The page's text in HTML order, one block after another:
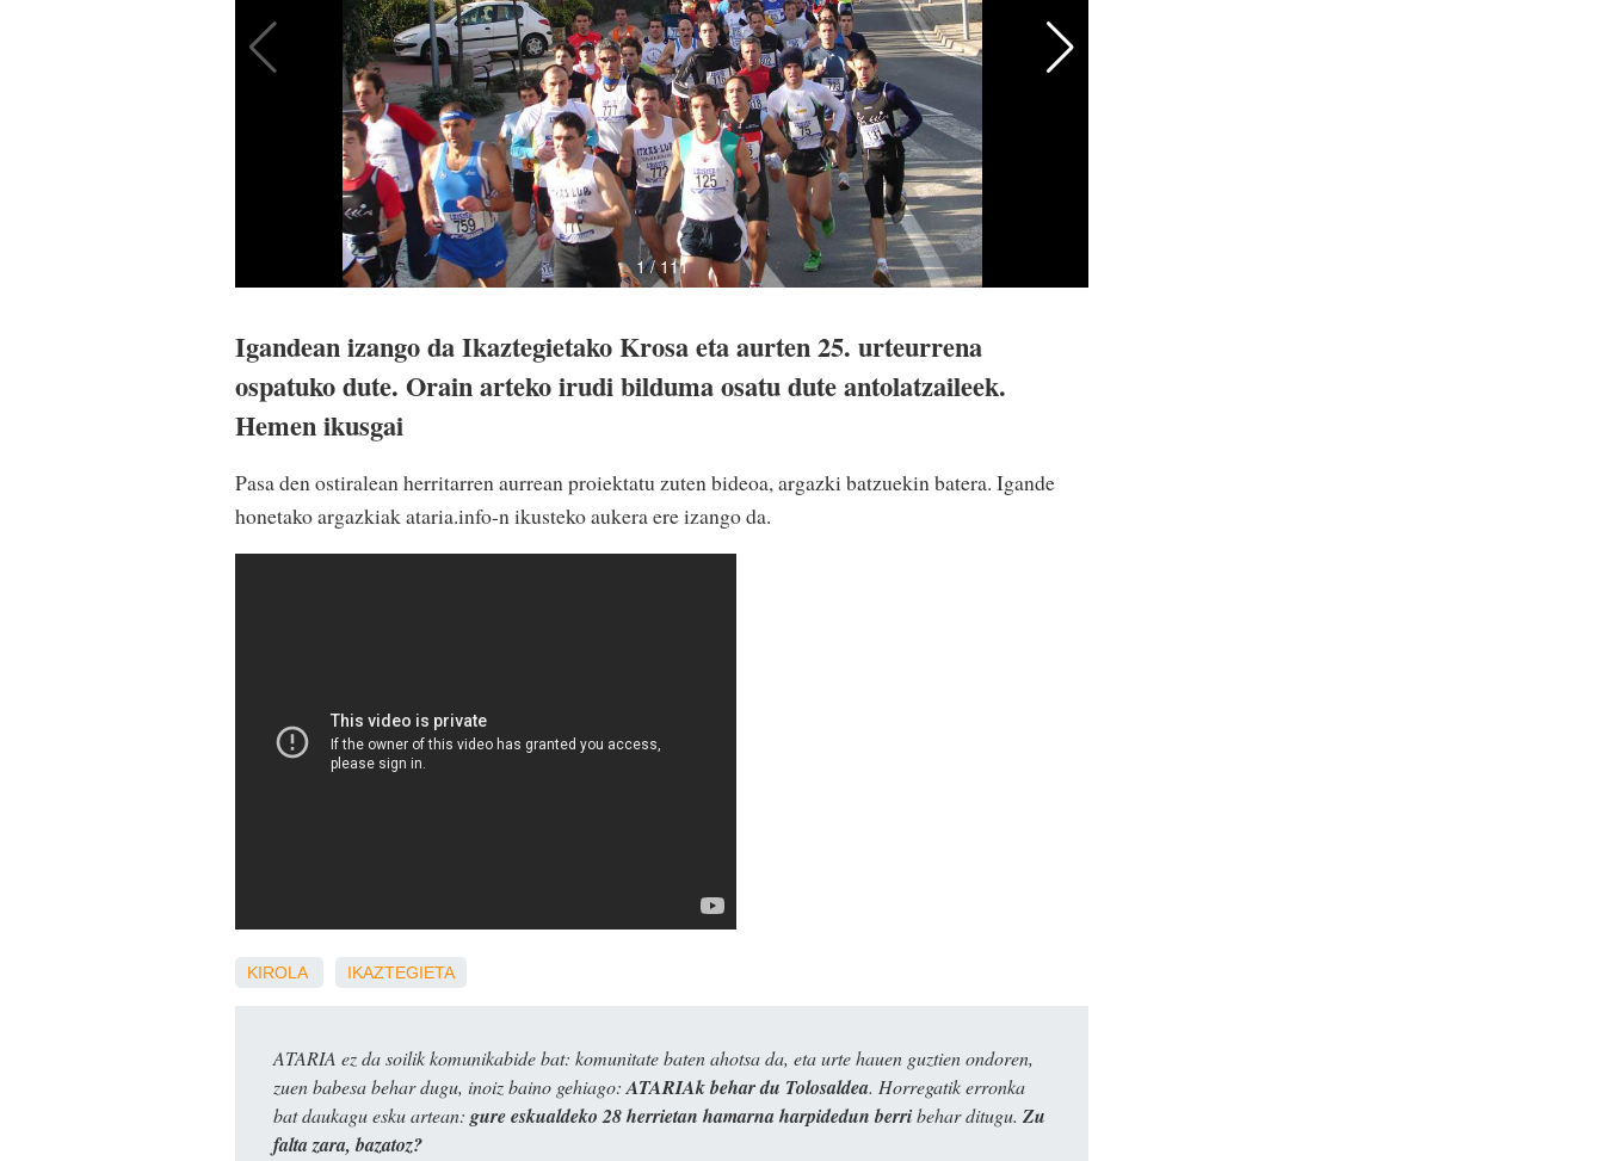
Igandean izango da Ikaztegietako Krosa eta aurten 25. urteurrena
ospatuko dute. Orain arteko irudi bilduma osatu dute antolatzaileek.
Hemen ikusgai
Pasa den ostiralean herritarren aurrean proiektatu zuten bideoa, argazki batzuekin batera. Igande
honetako argazkiak ataria.info-n ikusteko aukera ere izango da.
KIROLA IKAZTEGIETA
ATARIA ez da soilik komunikabide bat: komunitate baten ahotsa da, eta urte hauen guztien ondoren,
zuen babesa behar dugu, inoiz baino gehiago:ATARIAk behar du Tolosaldea. Horregatik erronka
bat daukagu esku artean: gure eskualdeko 28 herrietan hamarna harpidedun berribehar ditugu. Zu
falta zara, bazatoz?